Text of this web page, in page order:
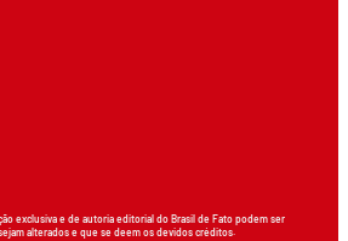
exclusiva e de autoria editorial do Brasil de Fato podem ser
alterados e que se deem os devidos créditos.